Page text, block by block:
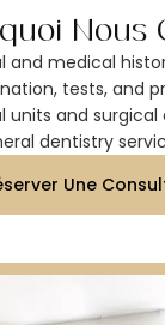
Nous
and medical
tests, and
units and
dentistry
Une